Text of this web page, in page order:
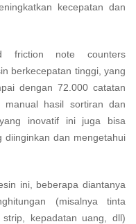
kecepatan dan
friction note counters
berkecepatan tinggi, yang
dengan 72.000 catatan
hasil sortiran dan
inovatif ini juga bisa
diinginkan dan mengetahui
ini, beberapa diantanya
(misalnya tinta
kepadatan uang, dll)